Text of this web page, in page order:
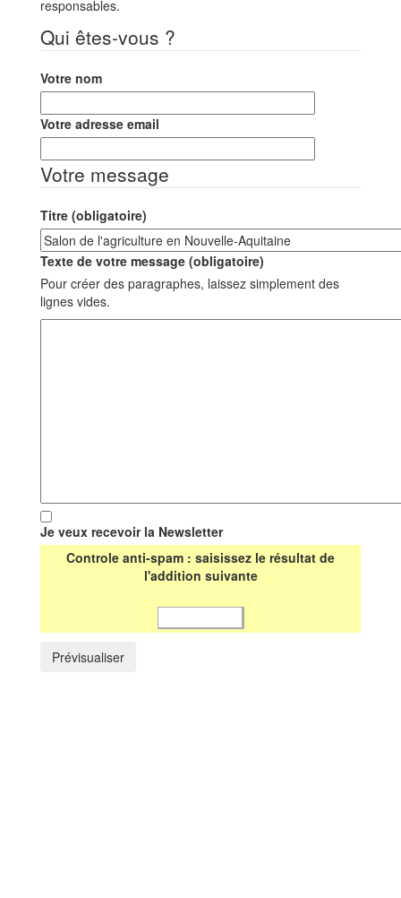
responsables.
Qui êtes-vous ?
Votre nom
Votre adresse email
Votre message
Titre (obligatoire)
Texte de votre message (obligatoire)
Pour créer des paragraphes, laissez simplement des
lignes vides.
Je veux recevoir la Newsletter
Controle anti-spam : saisissez le résultat de
l'addition suivante